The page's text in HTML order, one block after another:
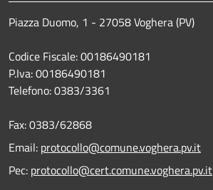
Piazza Duomo, 1 - 27058 Voghera (PV)
Codice Fiscale: 00186490181
P.Iva: 00186490181
Telefono:0383/3361
Fax:0383/62868
Email: protocollo@comune.voghera.pv.it
Pec: protocollo@cert.comune.voghera.pv.it